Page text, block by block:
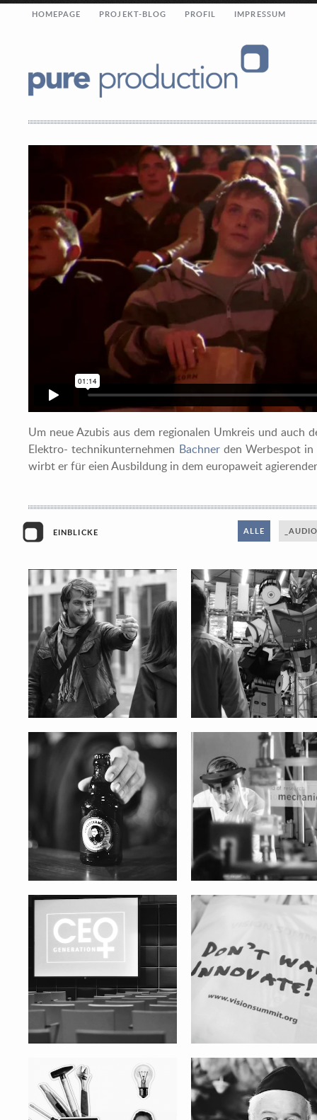
pure production
sanderstraße 1
info@pure-production.de
HOMEPAGE PROJEKT-BLOG PROFIL IMPRESSUM
Um neue Azubis aus dem regionalen Umkreis und auch
Elektro- technikunternehmen Bachnerden Werbespot in
wirbt er für eien Ausbildung in dem europaweit
EINBLICKE ALLE